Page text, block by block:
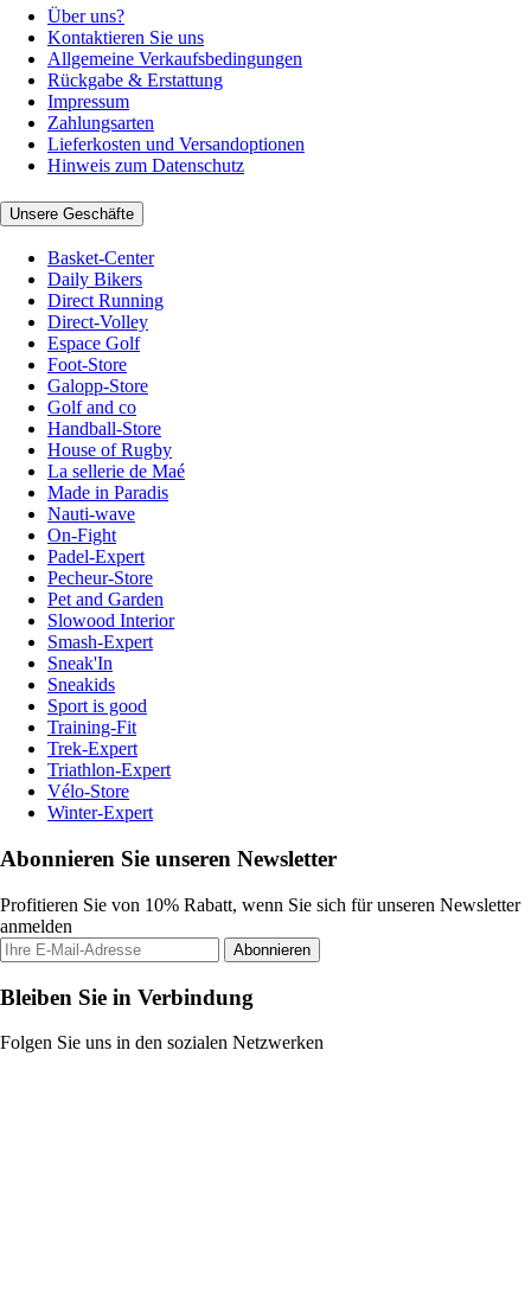
Über uns?
Kontaktieren Sie uns
Allgemeine Verkaufsbedingungen
Rückgabe & Erstattung
Impressum
Zahlungsarten
Lieferkosten und Versandoptionen
Hinweis zum Datenschutz
Unsere Geschäfte
Basket-Center
Daily Bikers
Direct Running
Direct-Volley
Espace Golf
Foot-Store
Galopp-Store
Golf and co
Handball-Store
House of Rugby
La sellerie de Maé
Made in Paradis
Nauti-wave
On-Fight
Padel-Expert
Pecheur-Store
Pet and Garden
Slowood Interior
Smash-Expert
Sneak'In
Sneakids
Sport is good
Training-Fit
Trek-Expert
Triathlon-Expert
Vélo-Store
Winter-Expert
Abonnieren Sie unseren Newsletter
Profitieren Sie von 10% Rabatt, wenn Sie sich für unseren Newsletter
anmelden
Abonnieren
Bleiben Sie in Verbindung
Folgen Sie uns in den sozialen Netzwerken